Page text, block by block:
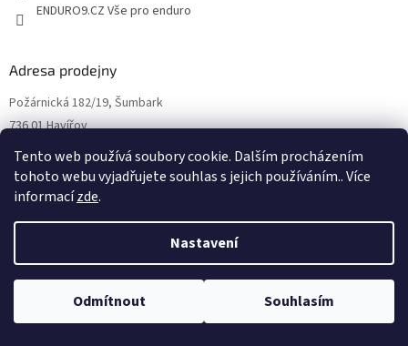
Tento web používá soubory cookie. Dalším procházením
tohoto webu vyjadřujete souhlas s jejich používáním.. Více
informacízde.
Nastavení
Odmítnout Souhlasím
ENDURO9.CZ Vše pro enduro
Adresa prodejny
Požárnická 182/19, Šumbark
736 01 Havířov
Otvírací doba